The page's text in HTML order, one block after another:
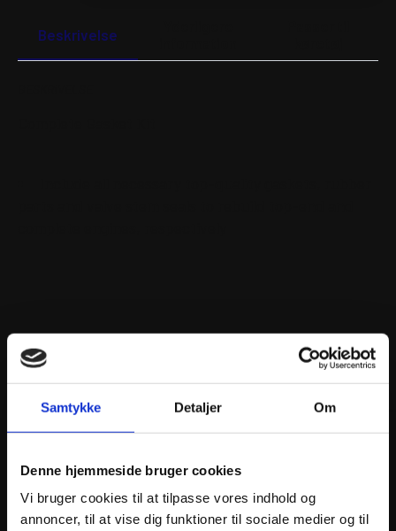
Samtykke Detaljer Om
Denne hjemmeside bruger cookies
Vi bruger cookies til at tilpasse vores indhold og
annoncer, til at vise dig funktioner til sociale medier og til
Beskrivelse
ANDRE INTERESSANTE VARER